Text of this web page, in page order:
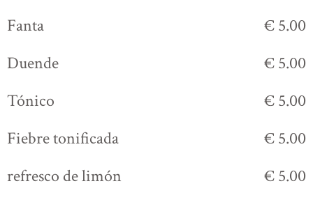
Fanta
€ 5.00
Duende
€ 5.00
Tónico
€ 5.00
Fiebre tonificada
€ 5.00
refresco de limón
€ 5.00